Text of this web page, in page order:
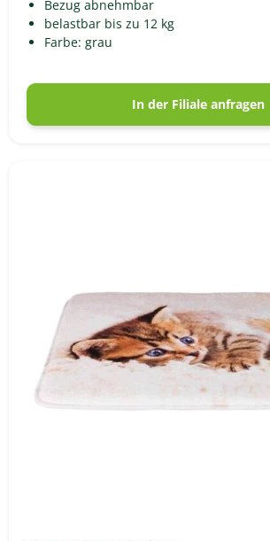
Bezug abnehmbar
belastbar bis zu 12 kg
Farbe: grau
In der Filiale anfragen